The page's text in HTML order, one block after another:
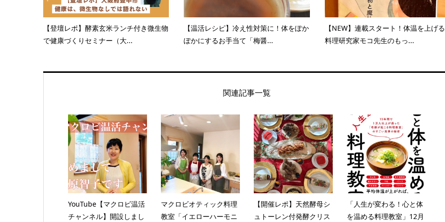
【登壇レポ】酵素玄米ランチ付き微生物
で健康づくりセミナー（大...
【温活レシピ】冷え性対策に！体をぽか
ぽかにするお手当て「梅醤...
【NEW】連載スタート！体温を上げる
料理研究家モコ先生のもっ...
関連記事一覧
YouTube【マクロビ温活
チャンネル】開設しまし
マクロビオティック料理
教室「イエローハーモニ
【開催レポ】天然酵母シ
ュトーレン付発酵クリス
「人生が変わる！心と体
を温める料理教室」12月